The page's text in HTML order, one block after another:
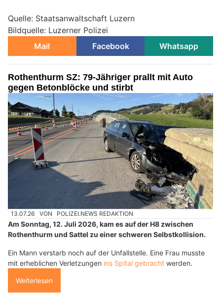
Quelle: Staatsanwaltschaft Luzern
Bildquelle: Luzerner Polizei
Mail
Facebook Whatsapp
Rothenthurm SZ: 79-Jähriger prallt mit Auto
gegen Betonblöcke und stirbt
13.07.26 VON POLIZEI.NEWS REDAKTION
Am Sonntag, 12. Juli 2026, kam es auf der H8 zwischen
Rothenthurm und Sattel zu einer schweren Selbstkollision.
Ein Mann verstarb noch auf der Unfallstelle. Eine Frau musste
mit erheblichen Verletzungen ins Spital gebracht werden.
Weiterlesen